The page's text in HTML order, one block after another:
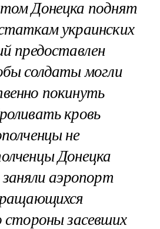
Донецка поднят
украинских
предоставлен
солдаты могли
покинуть
кровь
не
Донецка
аэропорт
стороны засевших